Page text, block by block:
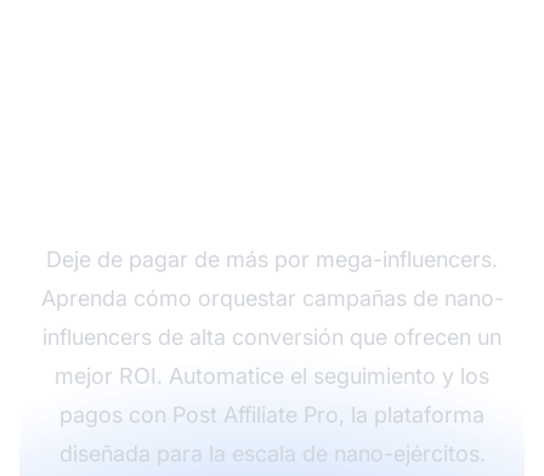
Deje de pagar de más por mega-influencers.
Aprenda cómo orquestar campañas de nano-
influencers de alta conversión que ofrecen un
mejor ROI. Automatice el seguimiento y los
pagos con Post Affiliate Pro, la plataforma
diseñada para la escala de nano-ejércitos.